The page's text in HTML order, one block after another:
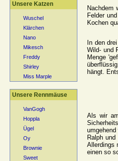
Unsere Katzen
Wuschel
Klärchen
Nano
Mikesch
Freddy
Shirley
Miss Marple
Unsere Rennmäuse
VanGogh
Hoppla
Ügel
Oy
Brownie
Sweet
Nachdem
Felder
Kochen
In den
Wild- und
Menge
hängt.
Als wir
Ralph
Allerdings
einen so